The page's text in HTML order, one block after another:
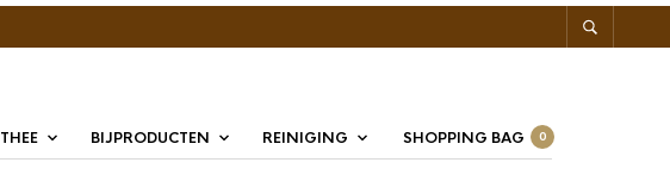
THEE BIJPRODUCTEN REINIGING SHOPPING BAG 0